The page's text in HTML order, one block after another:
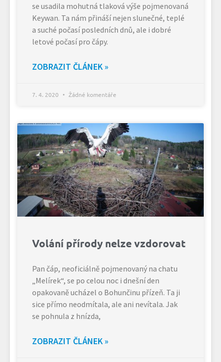
se usadila mohutná tlaková výše pojmenovaná
Keywan. Ta nám přináší nejen slunečné, teplé
a suché počasí posledních dnů, ale i dobré
letové počasí pro čápy.
ZOBRAZIT ČLÁNEK »
7. 4. 2020 Žádné komentáře
Volání přírody nelze vzdorovat
Pan čáp, neoficiálně pojmenovaný na chatu
„Melírek“, se po celou noc i dnešní den
opakovaně ucházel o Bohunčinu přízeň. Ta ji
sice přímo neodmítala, ale ani nevítala. Jak
se pohnula z hnízda,
ZOBRAZIT ČLÁNEK »